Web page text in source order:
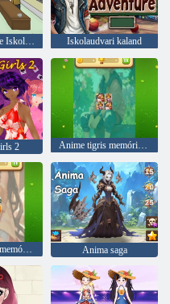
Vissza a Riddle Iskolába Iskolaudvari kaland
2 Anime tigris memória mérkőzés
Kawaii anime memória mérkőzés Anima saga